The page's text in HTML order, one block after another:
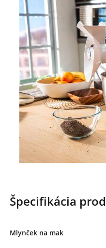
Špecifikácia
Mlynček na mak